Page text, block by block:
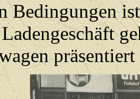
Bedingungen